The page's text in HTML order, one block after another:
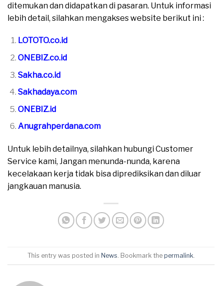
ditemukan dan didapatkan di pasaran. Untuk informasi
lebih detail, silahkan mengakses website berikut ini :
LOTOTO.co.id
ONEBIZ.co.id
Sakha.co.id
Sakhadaya.com
ONEBIZ.id
Anugrahperdana.com
Untuk lebih detailnya, silahkan hubungi Customer
Service kami, Jangan menunda-nunda, karena
kecelakaan kerja tidak bisa diprediksikan dan diluar
jangkauan manusia.
This entry was posted in News . Bookmark the permalink